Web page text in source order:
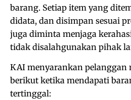
barang. Setiap item yang
didata, dan disimpan sesuai
juga diminta menjaga
tidak disalahgunakan pihak
KAI menyarankan pelanggan
berikut ketika mendapati
tertinggal: